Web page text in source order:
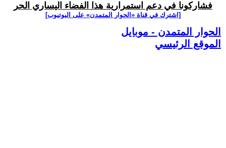
فشاركونا في دعم استمرارية هذا الفضاء اليساري الحر
[اشترك في قناة ‫«الحوار المتمدن» على اليوتيوب]
الحوار المتمدن - موبايل
الموقع الرئيسي